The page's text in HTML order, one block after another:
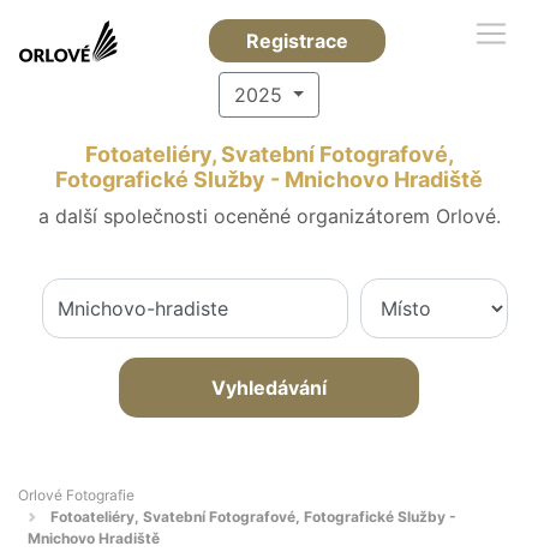
Registrace
2025
Fotoateliéry, Svatební Fotografové,
Fotografické Služby - Mnichovo Hradiště
a další společnosti oceněné organizátorem Orlové.
Vyhledávání
Orlové Fotografie
Fotoateliéry, Svatební Fotografové, Fotografické Služby -
Mnichovo Hradiště